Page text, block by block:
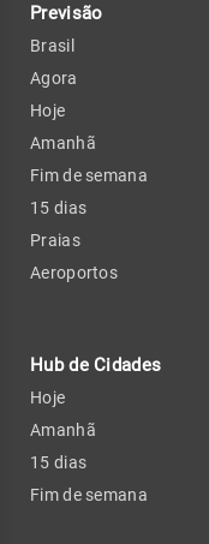
Previsão
Brasil
Agora
Hoje
Amanhã
Fim de semana
15 dias
Praias
Aeroportos
Hub de Cidades
Hoje
Amanhã
15 dias
Fim de semana